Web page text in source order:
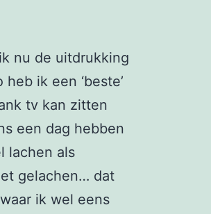
nu de uitdrukking
ik een ‘beste’
tv kan zitten
een dag hebben
lachen als
gelachen… dat
ik wel eens